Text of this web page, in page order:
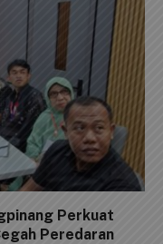
Perkuat
Peredaran